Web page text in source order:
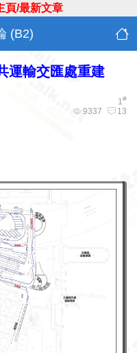
頁/最新文章
(B2)
運輸交匯處重建
1#
9337 13